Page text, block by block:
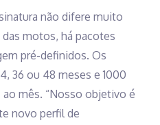
não difere muito
motos, há pacotes
pré-definidos. Os
36 ou 48 meses e 1000
mês. “Nosso objetivo é
novo perfil de